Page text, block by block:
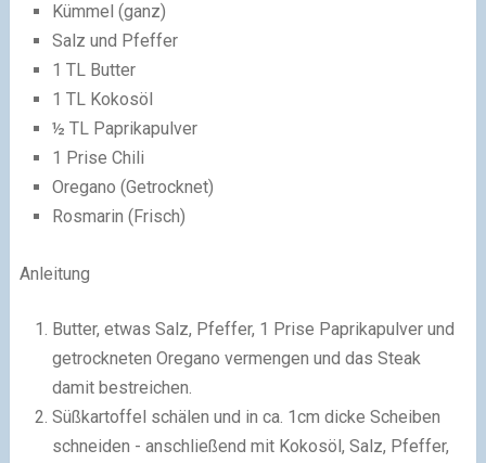
Kümmel (ganz)
Salz und Pfeffer
1 TL Butter
1 TL Kokosöl
½ TL Paprikapulver
1 Prise Chili
Oregano (Getrocknet)
Rosmarin (Frisch)
Anleitung
Butter, etwas Salz, Pfeffer, 1 Prise Paprikapulver und
getrockneten Oregano vermengen und das Steak
damit bestreichen.
Süßkartoffel schälen und in ca. 1cm dicke Scheiben
schneiden - anschließend mit Kokosöl, Salz, Pfeffer,